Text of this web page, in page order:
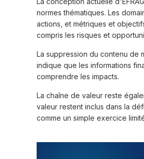
normes thématiques. Les
actions, et métriques et
compris les risques et
La suppression du contenu de
indique que les informations
comprendre les impacts.
La chaîne de valeur reste
valeur restent inclus dans la
comme un simple exercice